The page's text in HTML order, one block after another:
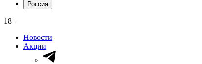
Россия
18+
Новости
Акции